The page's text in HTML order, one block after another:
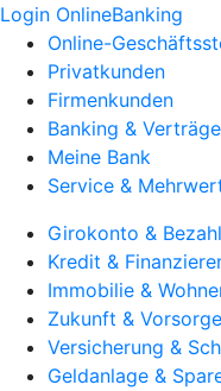
Login OnlineBanking
Online-
Privatkunden
Firmenkunden
Banking & Verträge
Meine Bank
Service &
Girokonto &
Kredit &
Immobilie &
Zukunft &
Versicherung &
Geldanlage &